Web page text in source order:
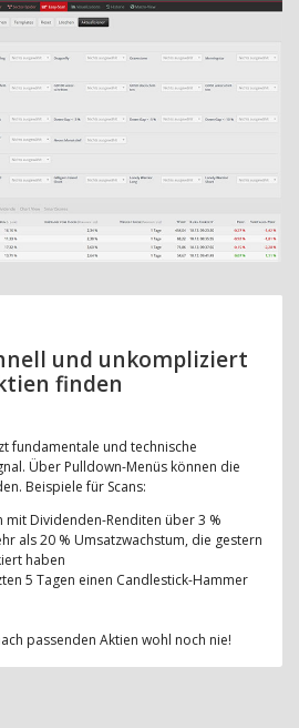
und unkompliziert
finden
fundamentale und technische
Über Pulldown-Menüs können die
Beispiele für Scans:
mit Dividenden-Renditen über 3 %
als 20 % Umsatzwachstum, die gestern
haben
5 Tagen einen Candlestick-Hammer
passenden Aktien wohl noch nie!